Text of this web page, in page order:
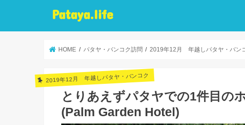
Pataya.life
HOME パタヤ・バンコク訪問 2019年12月 年越しパタヤ・バン
2019年12月 年越しパタヤ・バンコク
とりあえずパタヤでの1件目
(Palm Garden Hotel)